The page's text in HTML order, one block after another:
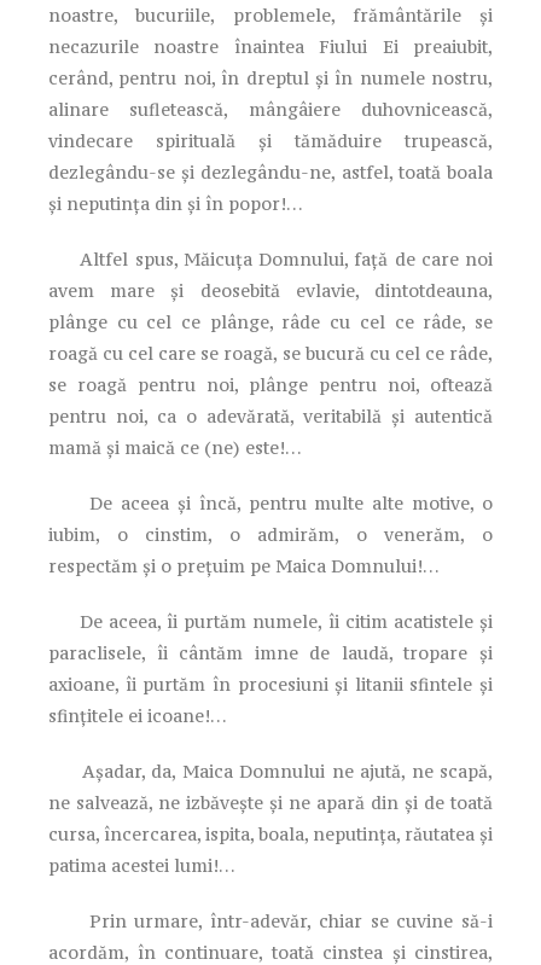
noastre, bucuriile, problemele, frământările și
necazurile noastre înaintea Fiului Ei preaiubit,
cerând, pentru noi, în dreptul și în numele nostru,
alinare sufletească, mângâiere duhovnicească,
vindecare spirituală și tămăduire trupească,
dezlegându-se și dezlegându-ne, astfel, toată boala
și neputința din și în popor!…
Altfel spus, Măicuța Domnului, față de care noi
avem mare și deosebită evlavie, dintotdeauna,
plânge cu cel ce plânge, râde cu cel ce râde, se
roagă cu cel care se roagă, se bucură cu cel ce râde,
se roagă pentru noi, plânge pentru noi, oftează
pentru noi, ca o adevărată, veritabilă și autentică
mamă și maică ce (ne) este!…
De aceea și încă, pentru multe alte motive, o
iubim, o cinstim, o admirăm, o venerăm, o
respectăm și o prețuim pe Maica Domnului!…
De aceea, îi purtăm numele, îi citim acatistele și
paraclisele, îi cântăm imne de laudă, tropare și
axioane, îi purtăm în procesiuni și litanii sfintele și
sfințitele ei icoane!…
Așadar, da, Maica Domnului ne ajută, ne scapă,
ne salvează, ne izbăvește și ne apară din și de toată
cursa, încercarea, ispita, boala, neputința, răutatea și
patima acestei lumi!…
Prin urmare, într-adevăr, chiar se cuvine să-i
acordăm, în continuare, toată cinstea și cinstirea,